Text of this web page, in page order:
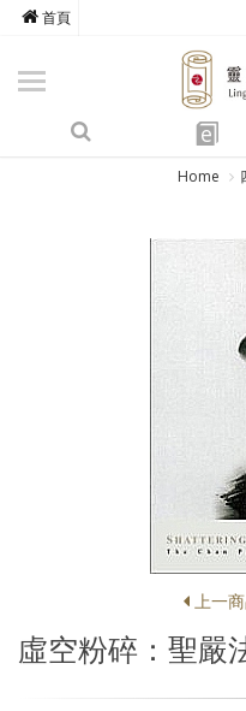
首頁
e
商品總覽
心道書庫
靈鷲叢書
Home
上一
虛空粉碎：聖嚴